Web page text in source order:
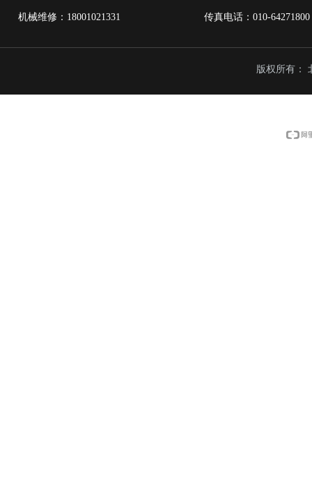
机械维修：18001021331 传真电话：
版权所有：